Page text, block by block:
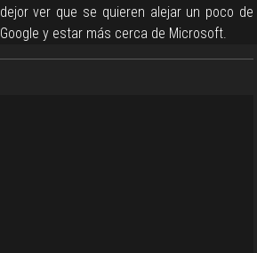
dejor ver que se quieren alejar un poco de
Google y estar más cerca de Microsoft.